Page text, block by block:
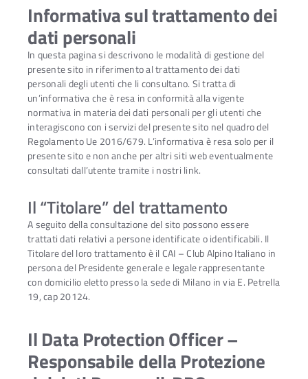
Informativa sul trattamento dei
dati personali
In questa pagina si descrivono le modalità di gestione del
presente sito in riferimento al trattamento dei dati
personali degli utenti che li consultano. Si tratta di
un’informativa che è resa in conformità alla vigente
normativa in materia dei dati personali per gli utenti che
interagiscono con i servizi del presente sito nel quadro del
Regolamento Ue 2016/679. L’informativa è resa solo per il
presente sito e non anche per altri siti web eventualmente
consultati dall’utente tramite i nostri link.
Il “Titolare” del trattamento
A seguito della consultazione del sito possono essere
trattati dati relativi a persone identificate o identificabili. Il
Titolare del loro trattamento è il CAI – Club Alpino Italiano in
persona del Presidente generale e legale rappresentante
con domicilio eletto presso la sede di Milano in via E. Petrella
19, cap 20124.
Il Data Protection Officer –
Responsabile della Protezione